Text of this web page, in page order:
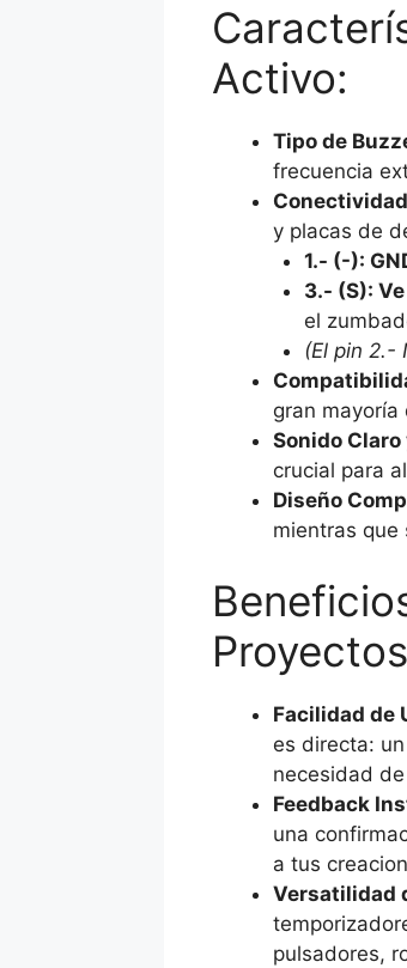
Activo:
Tipo de
frecuencia
y placas de
1.- (-):
3.- (S): Ve
el
(El pin 2.-
gran
Sonido
crucial para
Diseño
mientras
Facilidad de
es directa:
necesidad
Feedback
una
a tus
Versatilidad
pulsadores,